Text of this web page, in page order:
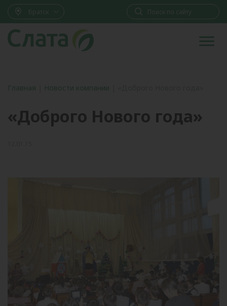
Братск
Главная Новости компании
«Доброго Нового года»